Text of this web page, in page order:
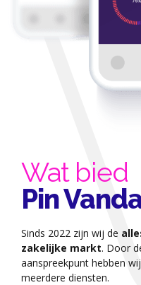
Wat bied
Pin
Sinds 2022 zijn wij de
zakelijke markt. Door
aanspreekpunt hebben
meerdere diensten.